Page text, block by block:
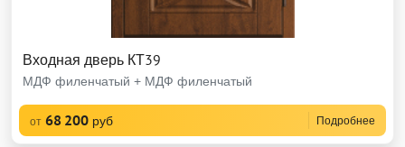
Входная дверь КТ39
МДФ филенчатый + МДФ филенчатый
от 68 200 руб Подробнее